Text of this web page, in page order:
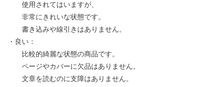
使用されてはいますが、
非常にきれいな状態です。
書き込みや線引きはありません。
・良い：
比較的綺麗な状態の商品です。
ページやカバーに欠品はありません。
文章を読むのに支障はありません。